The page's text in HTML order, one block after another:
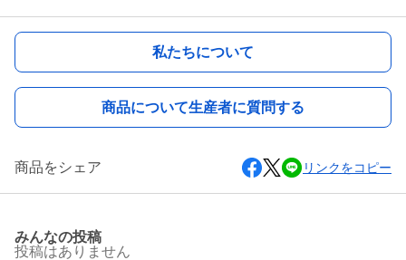
私たちについて
商品について生産者に質問する
商品をシェア リンクをコピー
みんなの投稿
投稿はありません